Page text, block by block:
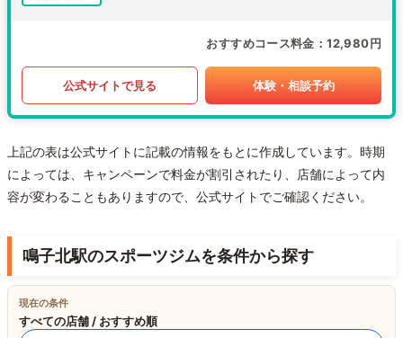
おすすめコース料金 12,980円
公式サイトで見る 体験・相談予約
上記の表は公式サイトに記載の情報をもとに作成しています。時期
によっては、キャンペーンで料金が割引されたり、店舗によって内
容が変わることもありますので、公式サイトでご確認ください。
鳴子北駅のスポーツジムを条件から探す
現在の条件
すべての店舗 / おすすめ順